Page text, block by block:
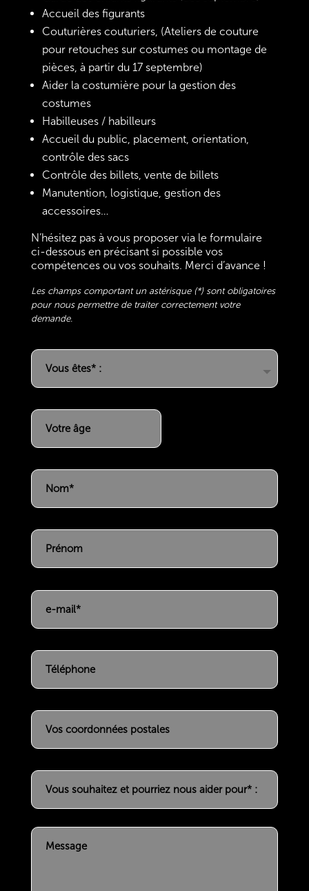
Accueil des figurants
Couturières couturiers, (Ateliers de couture
pour retouches sur costumes ou montage de
pièces, à partir du 17 septembre)
Aider la costumière pour la gestion des
costumes
Habilleuses / habilleurs
Accueil du public, placement, orientation,
contrôle des sacs
Contrôle des billets, vente de billets
Manutention, logistique, gestion des
accessoires…
N’hésitez pas à vous proposer via le formulaire
ci-dessous en précisant si possible vos
compétences ou vos souhaits. Merci d’avance !
Les champs comportant un astérisque (*) sont obligatoires
pour nous permettre de traiter correctement votre
demande.